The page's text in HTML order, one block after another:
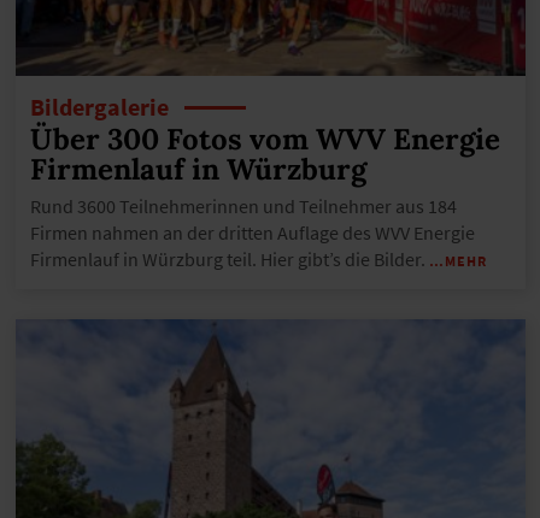
Bildergalerie
Über 300 Fotos vom WVV Energie
Firmenlauf in Würzburg
Rund 3600 Teilnehmerinnen und Teilnehmer aus 184
Firmen nahmen an der dritten Auflage des WVV Energie
Firmenlauf in Würzburg teil. Hier gibt’s die Bilder. …MEHR